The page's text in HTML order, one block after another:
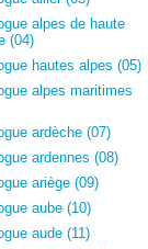
alpes de haute
(04)
hautes alpes (05)
alpes maritimes
ardèche (07)
ardennes (08)
ariège (09)
aube (10)
aude (11)